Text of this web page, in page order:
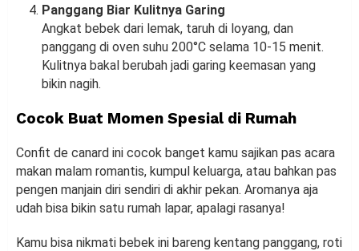
Panggang Biar Kulitnya Garing
Angkat bebek dari lemak, taruh di loyang, dan
panggang di oven suhu 200°C selama 10-15 menit.
Kulitnya bakal berubah jadi garing keemasan yang
bikin nagih.
Cocok Buat Momen Spesial di Rumah
Confit de canard ini cocok banget kamu sajikan pas acara
makan malam romantis, kumpul keluarga, atau bahkan pas
pengen manjain diri sendiri di akhir pekan. Aromanya aja
udah bisa bikin satu rumah lapar, apalagi rasanya!
Kamu bisa nikmati bebek ini bareng kentang panggang, roti